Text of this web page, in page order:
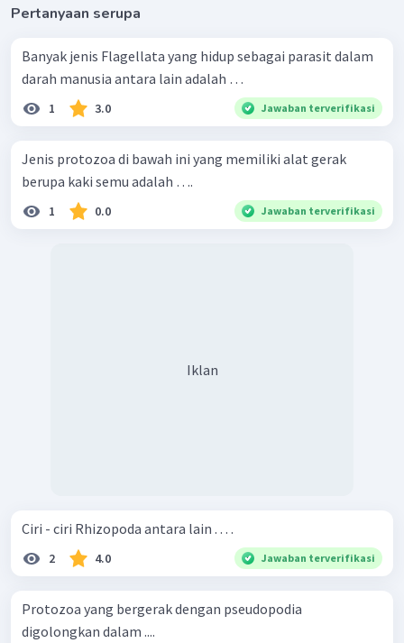
Pertanyaan serupa
Banyak jenis Flagellata yang hidup sebagai parasit dalam
darah manusia antara lain adalah …
1 3.0 Jawaban terverifikasi
Jenis protozoa di bawah ini yang memiliki alat gerak
berupa kaki semu adalah ….
1 0.0 Jawaban terverifikasi
Iklan
Ciri - ciri Rhizopoda antara lain . . . .
2 4.0 Jawaban terverifikasi
Protozoa yang bergerak dengan pseudopodia
digolongkan dalam ....